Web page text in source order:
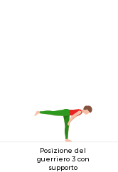
Posizione del
guerriero 3 con
supporto